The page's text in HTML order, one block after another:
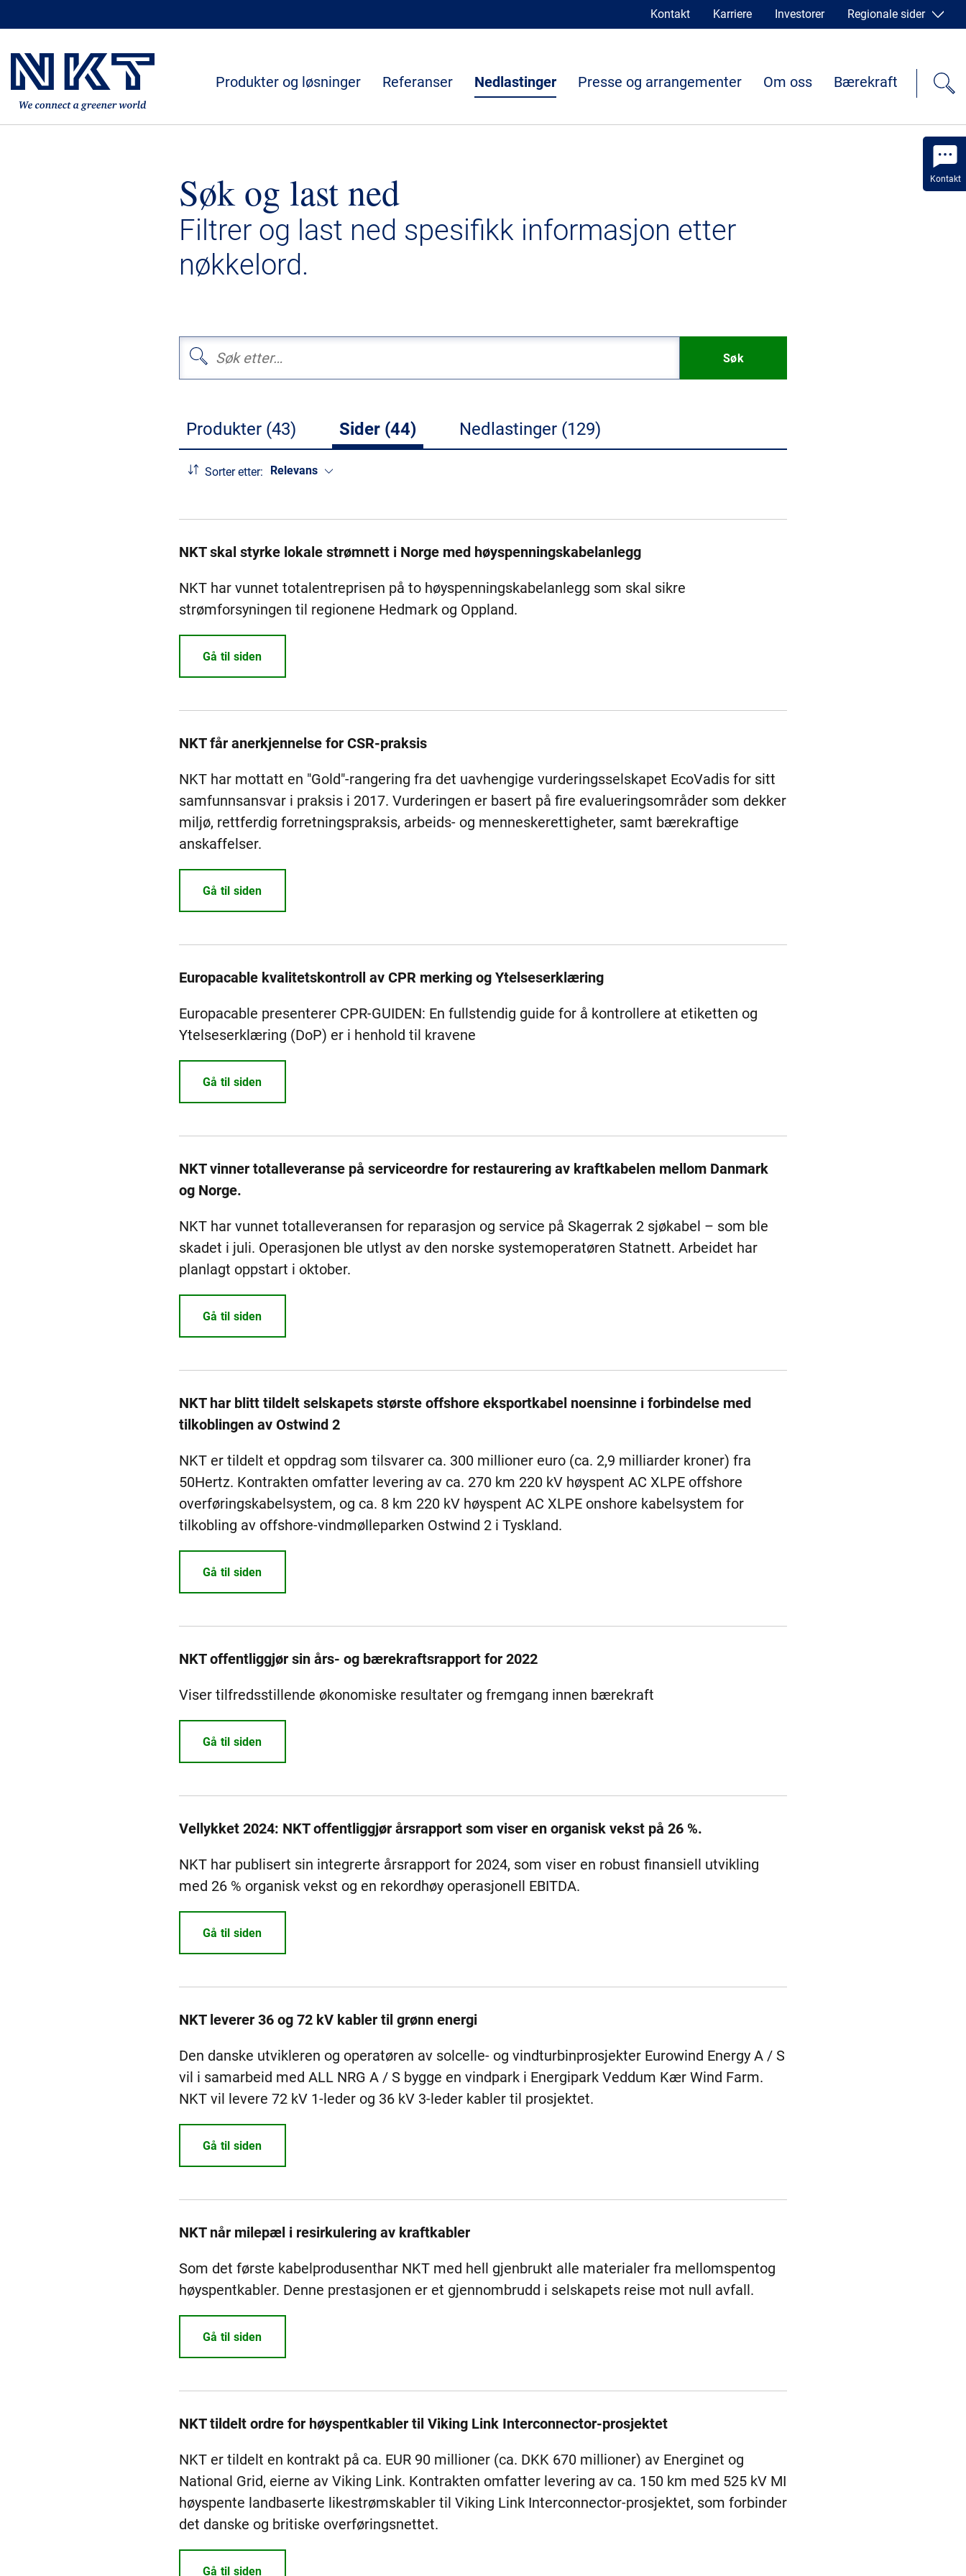
Kontakt
Kontakt Karriere Investorer Regionale sider
Produkter og løsninger Referanser Nedlastinger Presse og arrangementer Om oss Bærekraft
Søk og last ned
Filtrer og last ned spesifikk informasjon etter
nøkkelord.
Søk
Produkter (43) Sider (44) Nedlastinger (129)
Sorter etter: Relevans
NKT skal styrke lokale strømnett i Norge med høyspenningskabelanlegg
NKT har vunnet totalentreprisen på to høyspenningskabelanlegg som skal sikre
strømforsyningen til regionene Hedmark og Oppland.
Gå til siden
NKT får anerkjennelse for CSR-praksis
NKT har mottatt en "Gold"-rangering fra det uavhengige vurderingsselskapet EcoVadis for sitt
samfunnsansvar i praksis i 2017. Vurderingen er basert på fire evalueringsområder som dekker
miljø, rettferdig forretningspraksis, arbeids- og menneskerettigheter, samt bærekraftige
anskaffelser.
Gå til siden
Europacable kvalitetskontroll av CPR merking og Ytelseserklæring
Europacable presenterer CPR-GUIDEN: En fullstendig guide for å kontrollere at etiketten og
Ytelseserklæring (DoP) er i henhold til kravene
Gå til siden
NKT vinner totalleveranse på serviceordre for restaurering av kraftkabelen mellom Danmark
og Norge.
NKT har vunnet totalleveransen for reparasjon og service på Skagerrak 2 sjøkabel – som ble
skadet i juli. Operasjonen ble utlyst av den norske systemoperatøren Statnett. Arbeidet har
planlagt oppstart i oktober.
Gå til siden
NKT har blitt tildelt selskapets største offshore eksportkabel noensinne i forbindelse med
tilkoblingen av Ostwind 2
NKT er tildelt et oppdrag som tilsvarer ca. 300 millioner euro (ca. 2,9 milliarder kroner) fra
50Hertz. Kontrakten omfatter levering av ca. 270 km 220 kV høyspent AC XLPE offshore
overføringskabelsystem, og ca. 8 km 220 kV høyspent AC XLPE onshore kabelsystem for
tilkobling av offshore-vindmølleparken Ostwind 2 i Tyskland.
Gå til siden
NKT offentliggjør sin års- og bærekraftsrapport for 2022
Viser tilfredsstillende økonomiske resultater og fremgang innen bærekraft
Gå til siden
Vellykket 2024: NKT offentliggjør årsrapport som viser en organisk vekst på 26 %.
NKT har publisert sin integrerte årsrapport for 2024, som viser en robust finansiell utvikling
med 26 % organisk vekst og en rekordhøy operasjonell EBITDA.
Gå til siden
NKT leverer 36 og 72 kV kabler til grønn energi
Den danske utvikleren og operatøren av solcelle- og vindturbinprosjekter Eurowind Energy A / S
vil i samarbeid med ALL NRG A / S bygge en vindpark i Energipark Veddum Kær Wind Farm.
NKT vil levere 72 kV 1-leder og 36 kV 3-leder kabler til prosjektet.
Gå til siden
NKT når milepæl i resirkulering av kraftkabler
Som det første kabelprodusenthar NKT med hell gjenbrukt alle materialer fra mellomspentog
høyspentkabler. Denne prestasjonen er et gjennombrudd i selskapets reise mot null avfall.
Gå til siden
NKT tildelt ordre for høyspentkabler til Viking Link Interconnector-prosjektet
NKT er tildelt en kontrakt på ca. EUR 90 millioner (ca. DKK 670 millioner) av Energinet og
National Grid, eierne av Viking Link. Kontrakten omfatter levering av ca. 150 km med 525 kV MI
høyspente landbaserte likestrømskabler til Viking Link Interconnector-prosjektet, som forbinder
det danske og britiske overføringsnettet.
Gå til siden